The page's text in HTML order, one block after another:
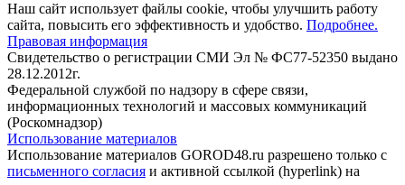
Наш сайт использует файлы cookie, чтобы улучшить работу
сайта, повысить его эффективность и удобство. Подробнее.
Правовая информация
Свидетельство о регистрации СМИ Эл № ФС77-52350 выдано
28.12.2012г.
Федеральной службой по надзору в сфере связи,
информационных технологий и массовых коммуникаций
(Роскомнадзор)
Использование материалов
Использование материалов GOROD48.ru разрешено только с
письменного согласия и активной ссылкой (hyperlink) на